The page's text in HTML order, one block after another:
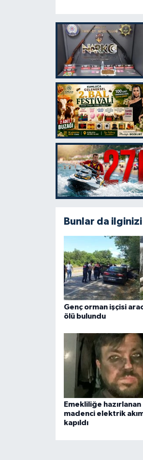
Bunlar da
Genç orman işçisi
ölü bulundu
Emekliliğe hazırlanan
madenci elektrik
kapıldı